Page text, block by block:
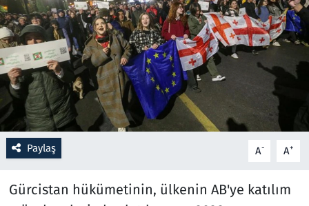
Paylaş A- A+
Gürcistan hükümetinin, ülkenin AB'ye katılım
Rüya Tabirleri
Sağlık
Savunma Sanayi
Seçim 2023
Spor
Teknoloji ve Bilim